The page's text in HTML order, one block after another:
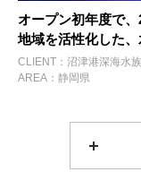
オープン初年度で、
地域を活性化した、
CLIENT：沼津港深海水
AREA：静岡県